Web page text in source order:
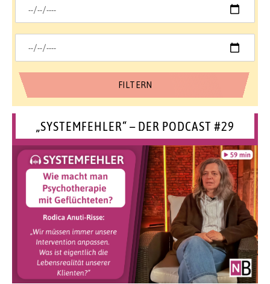
„SYSTEMFEHLER“ – DER PODCAST #29